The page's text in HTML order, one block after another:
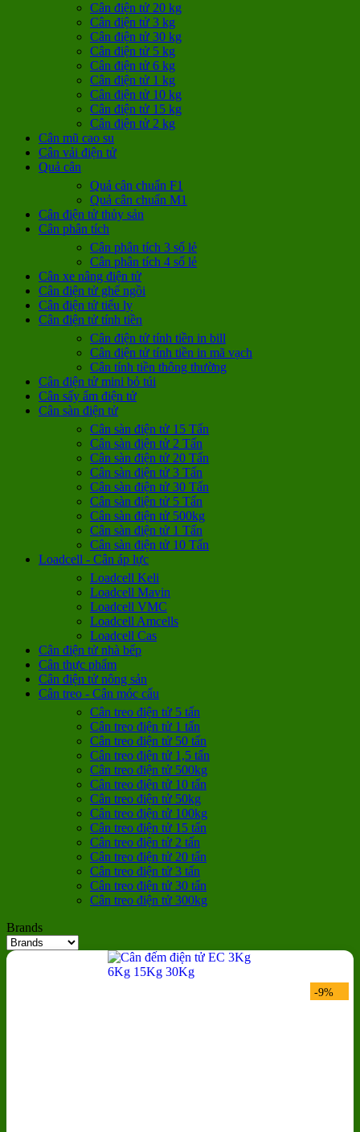
Cân điện tử 20 kg
Cân điện tử 3 kg
Cân điện tử 30 kg
Cân điện tử 5 kg
Cân điện tử 6 kg
Cân điện tử 1 kg
Cân điện tử 10 kg
Cân điện tử 15 kg
Cân điện tử 2 kg
Cân mũ cao su
Cân vải điện tử
Quả cân
Quả cân chuẩn F1
Quả cân chuẩn M1
Cân điện tử thủy sản
Cân phân tích
Cân phân tích 3 số lẻ
Cân phân tích 4 số lẻ
Cân xe nâng điện tử
Cân điện tử ghế ngồi
Cân điện tử tiểu ly
Cân điện tử tính tiền
Cân điện tử tính tiền in bill
Cân điện tử tính tiền in mã vạch
Cân tính tiền thông thường
Cân điện tử mini bỏ túi
Cân sấy ẩm điện tử
Cân sàn điện tử
Cân sàn điện tử 15 Tấn
Cân sàn điện tử 2 Tấn
Cân sàn điện tử 20 Tấn
Cân sàn điện tử 3 Tấn
Cân sàn điện tử 30 Tấn
Cân sàn điện tử 5 Tấn
Cân sàn điện tử 500kg
Cân sàn điện tử 1 Tấn
Cân sàn điện tử 10 Tấn
Loadcell - Cân áp lực
Loadcell Keli
Loadcell Mavin
Loadcell VMC
Loadcell Amcells
Loadcell Cas
Cân điện tử nhà bếp
Cân thực phẩm
Cân điện tử nông sản
Cân treo - Cân móc cẩu
Cân treo điện tử 5 tấn
Cân treo điện tử 1 tấn
Cân treo điện tử 50 tấn
Cân treo điện tử 1,5 tấn
Cân treo điện tử 500kg
Cân treo điện tử 10 tấn
Cân treo điện tử 50kg
Cân treo điện tử 100kg
Cân treo điện tử 15 tấn
Cân treo điện tử 2 tấn
Cân treo điện tử 20 tấn
Cân treo điện tử 3 tấn
Cân treo điện tử 30 tấn
Cân treo điện tử 300kg
Brands
-9%